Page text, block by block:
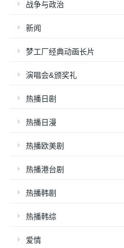
战争与政治
新闻
梦工厂经典动画长片
演唱会&颁奖礼
热播日剧
热播日漫
热播欧美剧
热播港台剧
热播韩剧
热播韩综
爱情